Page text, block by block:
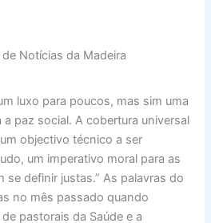
Notícias da Madeira
luxo para poucos, mas sim uma
paz social. A cobertura universal
objectivo técnico a ser
um imperativo moral para as
se definir justas.” As palavras do
no mês passado quando
pastorais da Saúde e a